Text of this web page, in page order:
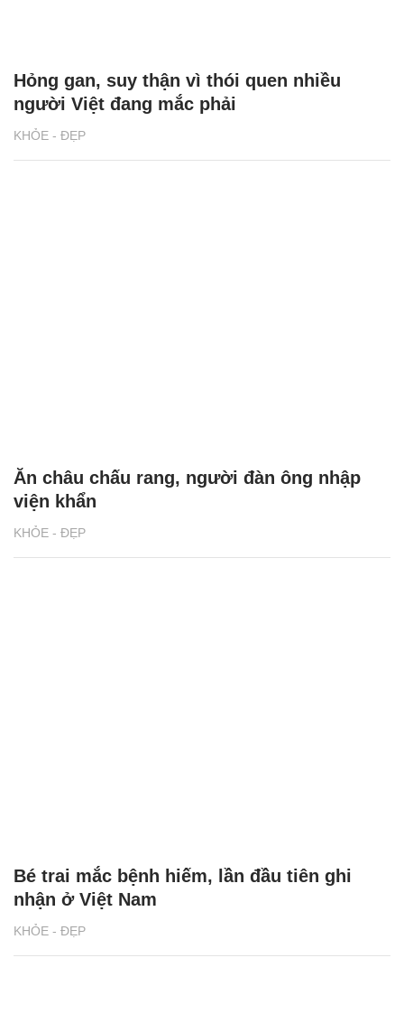
KHỎE - ĐẸP
Hỏng gan, suy thận vì thói quen nhiều
người Việt đang mắc phải
KHỎE - ĐẸP
Ăn châu chấu rang, người đàn ông nhập
viện khẩn
KHỎE - ĐẸP
Bé trai mắc bệnh hiếm, lần đầu tiên ghi
nhận ở Việt Nam